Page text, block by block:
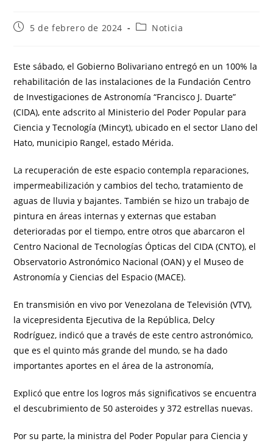
5 de febrero de 2024 Noticia
Este sábado, el Gobierno Bolivariano entregó en un 100% la
rehabilitación de las instalaciones de la Fundación Centro
de Investigaciones de Astronomía “Francisco J. Duarte”
(CIDA), ente adscrito al Ministerio del Poder Popular para
Ciencia y Tecnología (Mincyt), ubicado en el sector Llano del
Hato, municipio Rangel, estado Mérida.
La recuperación de este espacio contempla reparaciones,
impermeabilización y cambios del techo, tratamiento de
aguas de lluvia y bajantes. También se hizo un trabajo de
pintura en áreas internas y externas que estaban
deterioradas por el tiempo, entre otros que abarcaron el
Centro Nacional de Tecnologías Ópticas del CIDA (CNTO), el
Observatorio Astronómico Nacional (OAN) y el Museo de
Astronomía y Ciencias del Espacio (MACE).
En transmisión en vivo por Venezolana de Televisión (VTV),
la vicepresidenta Ejecutiva de la República, Delcy
Rodríguez, indicó que a través de este centro astronómico,
que es el quinto más grande del mundo, se ha dado
importantes aportes en el área de la astronomía,
Explicó que entre los logros más significativos se encuentra
el descubrimiento de 50 asteroides y 372 estrellas nuevas.
Por su parte, la ministra del Poder Popular para Ciencia y